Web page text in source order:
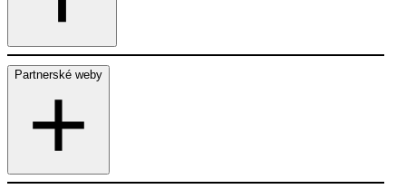
Partnerské weby